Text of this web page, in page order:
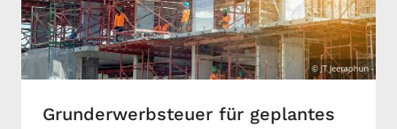
Grunderwerbsteuer für geplantes